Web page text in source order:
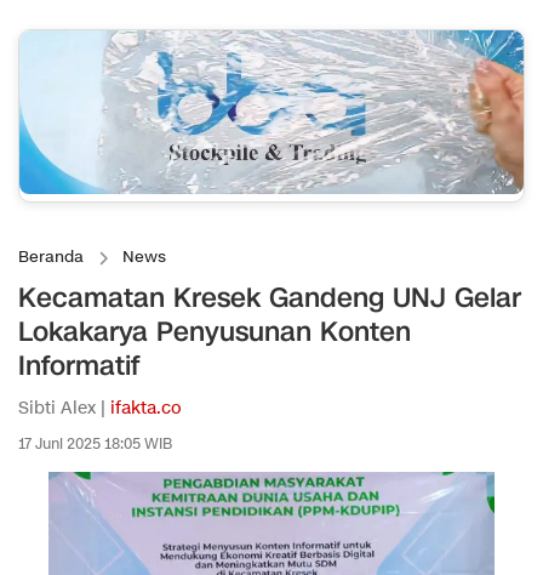
Beranda News
Kecamatan Kresek Gandeng UNJ Gelar
Lokakarya Penyusunan Konten
Informatif
Sibti Alex | ifakta.co
17 Juni 2025 18:05 WIB